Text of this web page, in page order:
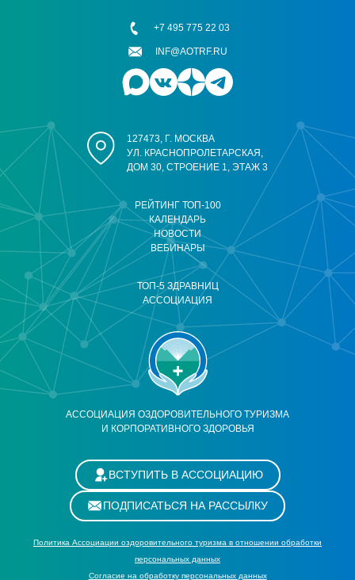
АССОЦИАЦИЯ ОЗДОРОВИТЕЛЬНОГО ТУРИЗМА
И КОРПОРАТИВНОГО ЗДОРОВЬЯ
РЕЙТИНГ ТОП-100
КАЛЕНДАРЬ
НОВОСТИ
ВЕБИНАРЫ
ТОП-5 ЗДРАВНИЦ
АССОЦИАЦИЯ
127473, Г. МОСКВА
УЛ. КРАСНОПРОЛЕТАРСКАЯ,
ДОМ 30, СТРОЕНИЕ 1, ЭТАЖ 3
+7 495 775 22 03
INF@AOTRF.RU
ВСТУПИТЬ В АССОЦИАЦИЮ
ПОДПИСАТЬСЯ НА РАССЫЛКУ
Политика Ассоциации оздоровительного туризма в отношении обработки
персональных данных
Cогласие на обработку персональных данных